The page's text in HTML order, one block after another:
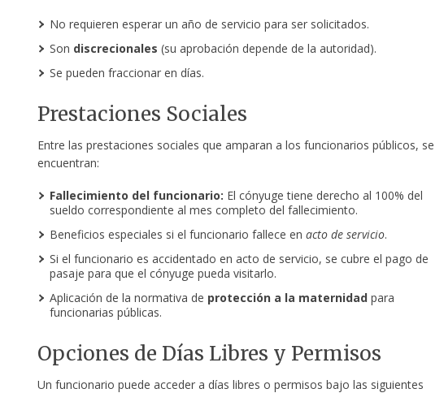
No requieren esperar un año de servicio para ser solicitados.
Son discrecionales (su aprobación depende de la autoridad).
Se pueden fraccionar en días.
Prestaciones Sociales
Entre las prestaciones sociales que amparan a los funcionarios públicos, se
encuentran:
Fallecimiento del funcionario: El cónyuge tiene derecho al 100% del
sueldo correspondiente al mes completo del fallecimiento.
Beneficios especiales si el funcionario fallece en acto de servicio.
Si el funcionario es accidentado en acto de servicio, se cubre el pago de
pasaje para que el cónyuge pueda visitarlo.
Aplicación de la normativa de protección a la maternidadpara
funcionarias públicas.
Opciones de Días Libres y Permisos
Un funcionario puede acceder a días libres o permisos bajo las siguientes